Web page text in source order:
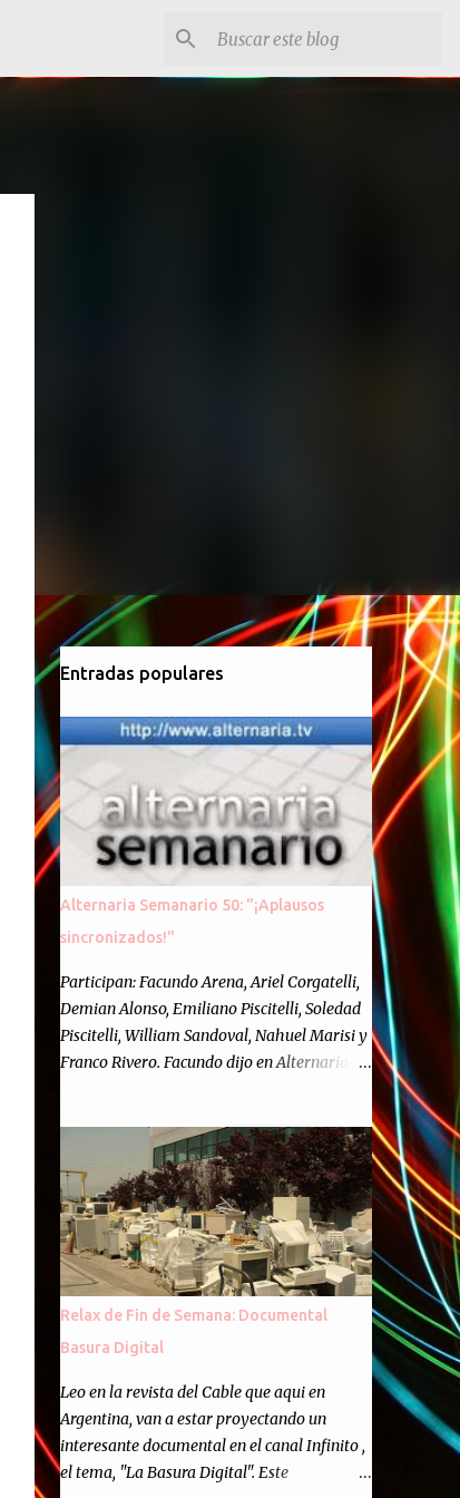
Entradas populares
Alternaria Semanario 50: "¡Aplausos
sincronizados!"
Participan: Facundo Arena, Ariel Corgatelli,
Demian Alonso, Emiliano Piscitelli, Soledad
Piscitelli, William Sandoval, Nahuel Marisi y
Franco Rivero. Facundo dijo en Alternaria :
Cincuenta ocasiones para ponernos en
contacto con ustedes y contarles las noticias
de tecnología más importantes, desde
nuestra propia óptica: un punto de vista
independiente e informal.Para festejarlo, se
nos ocurrió que estemos todos juntos; y
cuando digo "todos" me refiero a toda la
semanario como panelista, y a ustedes. Por
eso se nos ocurrió la idea de emitir video en
vivo. La tarea no fué facil, hubo que
coordinar horarios, preparar el estudio,
configurar muchos programejos y hacer
Relax de Fin de Semana: Documental
Basura Digital
Leo en la revista del Cable que aqui en
Argentina, van a estar proyectando un
interesante documental en el canal Infinito ,
el tema, "La Basura Digital". Este